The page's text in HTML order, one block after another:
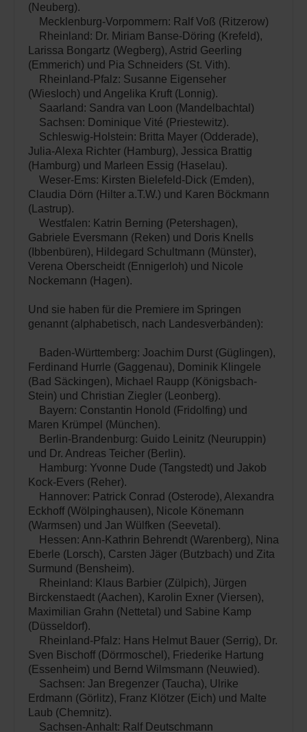
(Neuberg).
Mecklenburg-Vorpommern: Ralf Voß (Ritzerow)
Rheinland: Dr. Miriam Banse-Döring (Krefeld),
Larissa Bongartz (Wegberg), Astrid Geerling
(Emmerich) und Pia Schneiders (St. Vith).
Rheinland-Pfalz: Susanne Eigenseher
(Wiesloch) und Angelika Kruft (Lonnig).
Saarland: Sandra van Loon (Mandelbachtal)
Sachsen: Dominique Vité (Priestewitz).
Schleswig-Holstein: Britta Mayer (Odderade),
Julia-Alexa Richter (Hamburg), Jessica Brattig
(Hamburg) und Marleen Essig (Haselau).
Weser-Ems: Kirsten Bielefeld-Dick (Emden),
Claudia Dörn (Hilter a.T.W.) und Karen Böckmann
(Lastrup).
Westfalen: Katrin Berning (Petershagen),
Gabriele Eversmann (Reken) und Doris Knells
(Ibbenbüren), Hildegard Schultmann (Münster),
Verena Oberscheidt (Ennigerloh) und Nicole
Nockemann (Hagen).
Und sie haben für die Premiere im Springen
genannt (alphabetisch, nach Landesverbänden):
Baden-Württemberg: Joachim Durst (Güglingen),
Ferdinand Hurrle (Gaggenau), Dominik Klingele
(Bad Säckingen), Michael Raupp (Königsbach-
Stein) und Christian Ziegler (Leonberg).
Bayern: Constantin Honold (Fridolfing) und
Maren Krümpel (München).
Berlin-Brandenburg: Guido Leinitz (Neuruppin)
und Dr. Andreas Teicher (Berlin).
Hamburg: Yvonne Dude (Tangstedt) und Jakob
Kock-Evers (Reher).
Hannover: Patrick Conrad (Osterode), Alexandra
Eckhoff (Wölpinghausen), Nicole Könemann
(Warmsen) und Jan Wülfken (Seevetal).
Hessen: Ann-Kathrin Behrendt (Warenberg), Nina
Eberle (Lorsch), Carsten Jäger (Butzbach) und Zita
Surmund (Bensheim).
Rheinland: Klaus Barbier (Zülpich), Jürgen
Birckenstaedt (Aachen), Karolin Exner (Viersen),
Maximilian Grahn (Nettetal) und Sabine Kamp
(Düsseldorf).
Rheinland-Pfalz: Hans Helmut Bauer (Serrig), Dr.
Sven Bischoff (Dörrmoschel), Friederike Hartung
(Essenheim) und Bernd Wilmsmann (Neuwied).
Sachsen: Jan Bregenzer (Taucha), Ulrike
Erdmann (Görlitz), Franz Klötzer (Eich) und Malte
Laub (Chemnitz).
Sachsen-Anhalt: Ralf Deutschmann